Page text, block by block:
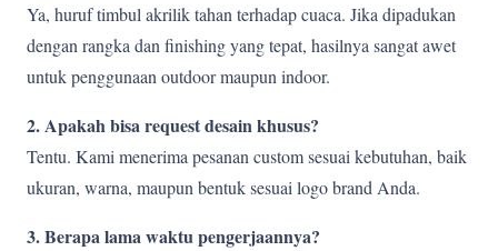
Ya, huruf timbul akrilik tahan terhadap cuaca. Jika dipadukan
dengan rangka dan finishing yang tepat, hasilnya sangat awet
untuk penggunaan outdoor maupun indoor.
2. Apakah bisa request desain khusus?
Tentu. Kami menerima pesanan custom sesuai kebutuhan, baik
ukuran, warna, maupun bentuk sesuai logo brand Anda.
3. Berapa lama waktu pengerjaannya?